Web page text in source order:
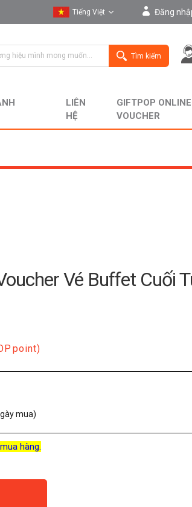
Tiếng Việt
English
Đăng
Tìm kiếm
LIÊN
HỆ
GIFTPOP ONLINE
VOUCHER
Vé Buffet Cuối
point)
mua)
hàng.